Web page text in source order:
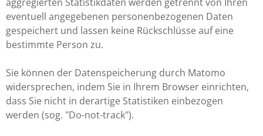
eventuell angegebenen personenbezogenen Daten
gespeichert und lassen keine Rückschlüsse auf eine
bestimmte Person zu.
Sie können der Datenspeicherung durch Matomo
widersprechen, indem Sie in Ihrem Browser einrichten,
dass Sie nicht in derartige Statistiken einbezogen
werden (sog. "Do-not-track").